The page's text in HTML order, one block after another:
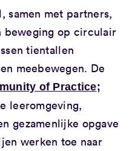
samen met partners,
beweging op circulair
tientallen
meebewegen. De
of Practice;
leeromgeving,
gezamenlijke opgave
werken toe naar